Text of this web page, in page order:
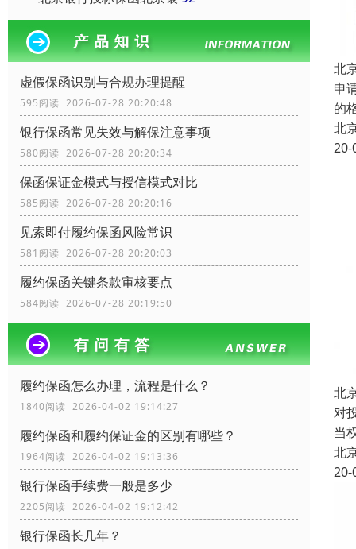
虚假保函识别与合规办理提醒
595阅读 2026-07-28 20:20:48
银行保函常见失效与解保注意事项
580阅读 2026-07-28 20:20:34
保函保证金模式与授信模式对比
585阅读 2026-07-28 20:20:16
见索即付履约保函风险常识
581阅读 2026-07-28 20:20:03
履约保函关键条款审核要点
584阅读 2026-07-28 20:19:50
履约保函怎么办理，流程是什么？
1840阅读 2026-04-02 19:14:27
履约保函和履约保证金的区别有哪些？
1964阅读 2026-04-02 19:13:36
银行保函手续费一般是多少
2205阅读 2026-04-02 19:12:42
银行保函长几年？
北
申
的
北
20-
北
对
当
北
20-